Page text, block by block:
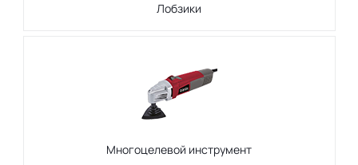
Лобзики
Многоцелевой инструмент